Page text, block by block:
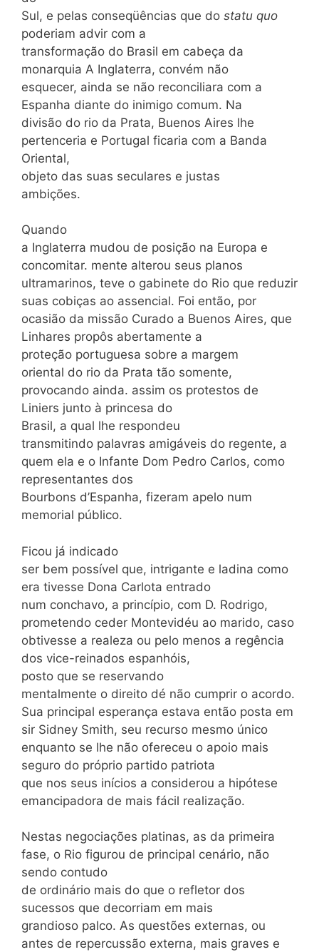
Sul, e pelas conseqüências que do statu quo
poderiam advir com a
transformação do Brasil em cabeça da
monarquia A Inglaterra, convém não
esquecer, ainda se não reconciliara com a
Espanha diante do inimigo comum. Na
divisão do rio da Prata, Buenos Aires lhe
pertenceria e Portugal ficaria com a Banda
Oriental,
objeto das suas seculares e justas
ambições.
Quando
a Inglaterra mudou de posição na Europa e
concomitar. mente alterou seus planos
ultramarinos, teve o gabinete do Rio que reduzir
suas cobiças ao assencial. Foi então, por
ocasião da missão Curado a Buenos Aires, que
Linhares propôs abertamente a
proteção portuguesa sobre a margem
oriental do rio da Prata tão somente,
provocando ainda. assim os protestos de
Liniers junto à princesa do
Brasil, a qual lhe respondeu
transmitindo palavras amigáveis do regente, a
quem ela e o Infante Dom Pedro Carlos, como
representantes dos
Bourbons d’Espanha, fizeram apelo num
memorial público.
Ficou já indicado
ser bem possível que, intrigante e ladina como
era tivesse Dona Carlota entrado
num conchavo, a princípio, com D. Rodrigo,
prometendo ceder Montevidéu ao marido, caso
obtivesse a realeza ou pelo menos a regência
dos vice-reinados espanhóis,
posto que se reservando
mentalmente o direito dé não cumprir o acordo.
Sua principal esperança estava então posta em
sir Sidney Smith, seu recurso mesmo único
enquanto se lhe não ofereceu o apoio mais
seguro do próprio partido patriota
que nos seus inícios a considerou a hipótese
emancipadora de mais fácil realização.
Nestas negociações platinas, as da primeira
fase, o Rio figurou de principal cenário, não
sendo contudo
de ordinário mais do que o refletor dos
sucessos que decorriam em mais
grandioso palco. As questões externas, ou
antes de repercussão externa, mais graves e